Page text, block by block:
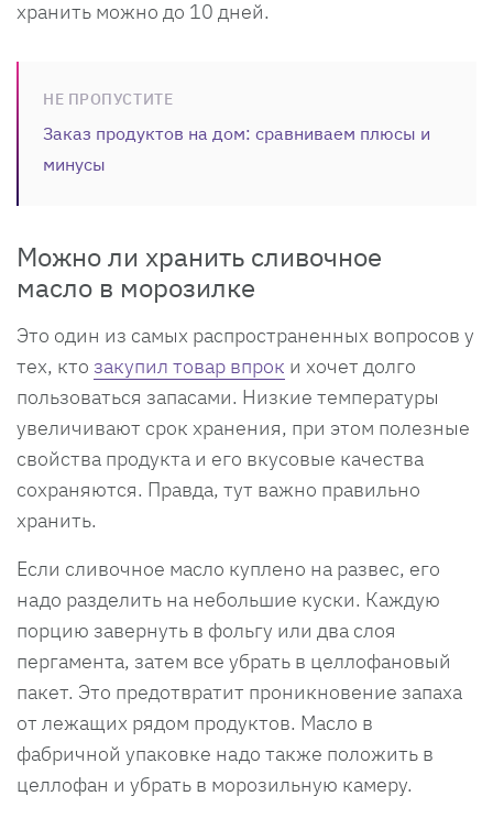
хранить можно до 10 дней.
НЕ ПРОПУСТИТЕ
Заказ продуктов на дом: сравниваем плюсы и
минусы
Можно ли хранить сливочное
масло в морозилке
Это один из самых распространенных вопросов у
тех, кто закупил товар впрок и хочет долго
пользоваться запасами. Низкие температуры
увеличивают срок хранения, при этом полезные
свойства продукта и его вкусовые качества
сохраняются. Правда, тут важно правильно
хранить.
Если сливочное масло куплено на развес, его
надо разделить на небольшие куски. Каждую
порцию завернуть в фольгу или два слоя
пергамента, затем все убрать в целлофановый
пакет. Это предотвратит проникновение запаха
от лежащих рядом продуктов. Масло в
фабричной упаковке надо также положить в
целлофан и убрать в морозильную камеру.